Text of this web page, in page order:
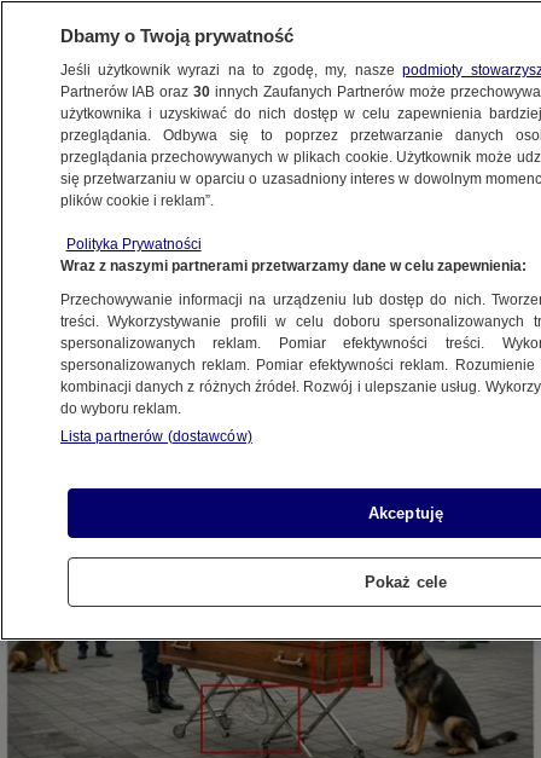
KONKRET24
FAŁSZ
Pogrzeb, którego nie było
Gabriela Sieczkowska
1.04.2025, 11:03
Udostępnij
Dbamy o Twoją prywatność
Jeśli użytkownik wyrazi na to zgodę, my, naszepodmioty
Partnerów IAB oraz30 innych Zaufanych Partnerów może
użytkownika i uzyskiwać do nich dostęp w celu zapewnienia
przeglądania. Odbywa się to poprzez przetwarzanie danych
przeglądania przechowywanych w plikach cookie. Użytkownik może
się przetwarzaniu w oparciu o uzasadniony interes w dowolnym
plików cookie i reklam”.
Polityka Prywatności
Wraz z naszymi partnerami przetwarzamy dane w celu zapewnienia:
Przechowywanie informacji na urządzeniu lub dostęp do nich.
treści. Wykorzystywanie profili w celu doboru spersonalizowanych
spersonalizowanych reklam. Pomiar efektywności treści.
spersonalizowanych reklam. Pomiar efektywności reklam.
kombinacji danych z różnych źródeł. Rozwój i ulepszanie usług.
do wyboru reklam.
Lista partnerów (dostawców)
Akceptuję
Pokaż cele